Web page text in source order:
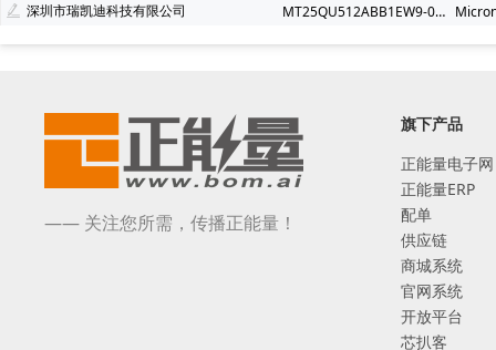
深圳市瑞凯迪科技有限公司
MT25QU512ABB1EW9-0SIT
—— 关注您所需，传播正能量！
旗下产品
正能量电子网
正能量ERP
配单
供应链
商城系统
官网系统
开放平台
芯扒客